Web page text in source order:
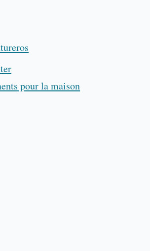
pour la maison